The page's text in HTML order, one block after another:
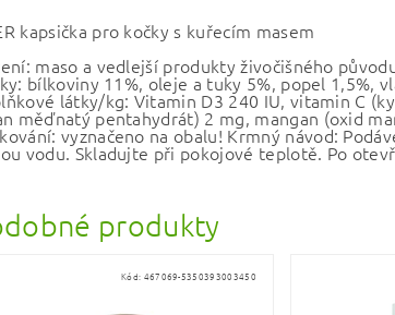
kapsička pro kočky s kuřecím masem
maso a vedlejší produkty živočišného
bílkoviny 11%, oleje a tuky 5%, popel 1,5%,
látky/kg: Vitamin D3 240 IU, vitamin C
měďnatý pentahydrát) 2 mg, mangan (oxid
vyznačeno na obalu! Krmný návod:
vodu. Skladujte při pokojové teplotě. Po
produkty
Kód: 467069-5350393003450